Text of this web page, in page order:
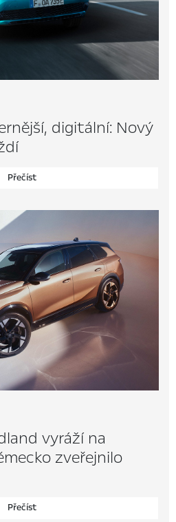
digitální: Nový
Přečíst
vyráží na
zveřejnilo
Přečíst